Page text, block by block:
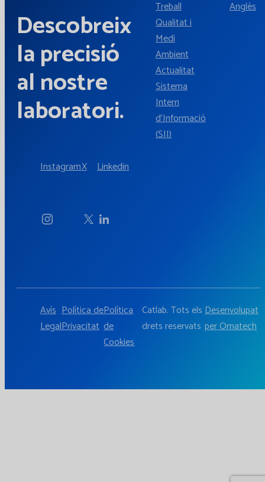
Descobreix
la precisió
al nostre
laboratori.
InstagramX Linkedin
Treball
Qualitat i
Medi
Ambient
Actualitat
Sistema
Intern
d'Informació
(SII)
Anglès
Avís
Legal
Política de
Privacitat
Política
de
Cookies
Catlab. Tots els
drets reservats
Desenvolupat
per Omatech